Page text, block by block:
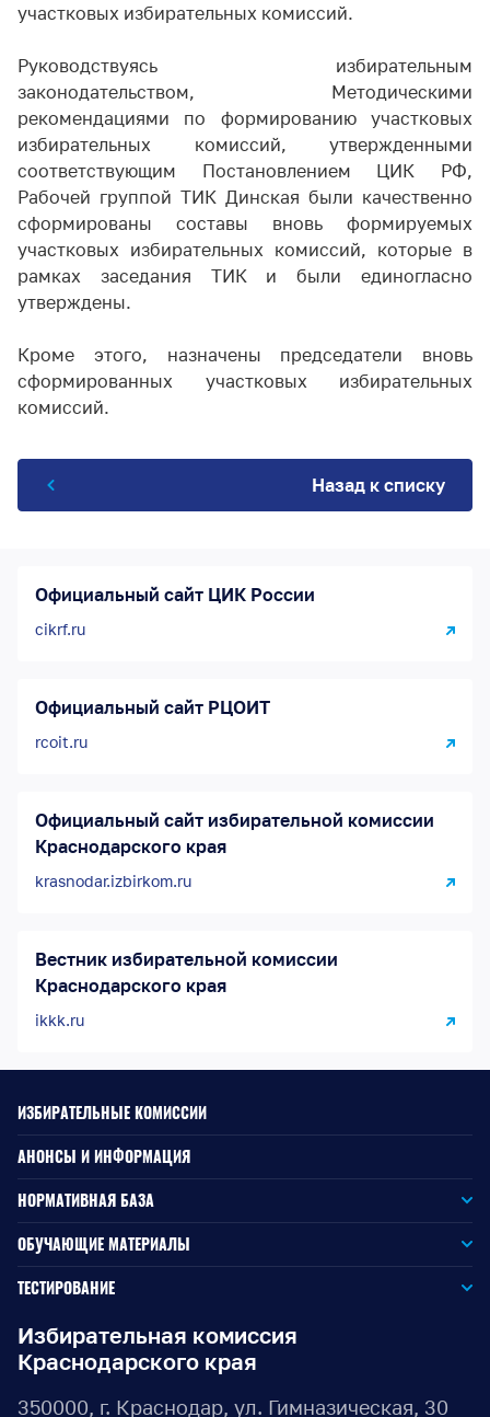
участковых избирательных комиссий.
Руководствуясь избирательным
законодательством, Методическими
рекомендациями по формированию участковых
избирательных комиссий, утвержденными
соответствующим Постановлением ЦИК РФ,
Рабочей группой ТИК Динская были качественно
сформированы составы вновь формируемых
участковых избирательных комиссий, которые в
рамках заседания ТИК и были единогласно
утверждены.
Кроме этого, назначены председатели вновь
сформированных участковых избирательных
комиссий.
Назад к списку
Официальный сайт ЦИК России
cikrf.ru
Официальный сайт РЦОИТ
rcoit.ru
Официальный сайт избирательной комиссии
Краснодарского края
krasnodar.izbirkom.ru
Вестник избирательной комиссии
Краснодарского края
ikkk.ru
Избирательная комиссия
Краснодарского края
350000, г. Краснодар, ул. Гимназическая, 30
ИЗБИРАТЕЛЬНЫЕ КОМИССИИ
АНОНСЫ И ИНФОРМАЦИЯ
НОРМАТИВНАЯ БАЗА
Законодательство РФ
Законодательство КК
Документы ЦИК России
Документы ИККК
ОБУЧАЮЩИЕ МАТЕРИАЛЫ
Для окружной избирательной комиссии
Для территориальной избирательной комиссии
Для участковой избирательной комиссии
ТЕСТИРОВАНИЕ
Для членов участковых избирательных комиссий